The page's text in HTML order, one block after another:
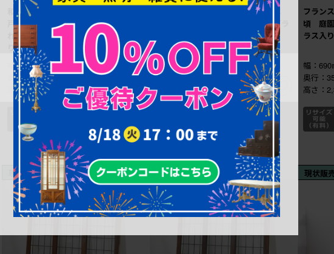
和製ヴィンテージ 永田良介商店 神
戸洋家具 絵画を飾ったようなおしゃ
れな空間を演出するステンドグラス入
り木製ドア (R-053401)
幅：790㎜
奥行：35㎜
高さ：1,800㎜
イギリスアンティーク建具 1920年
頃 優美な装飾模様のエッチングガラ
ス入りドア1枚 (R-089965)
幅：785㎜
奥行：45㎜
高さ：2,155㎜
フラン
頃 庭園
ラス入
幅：690
奥行：
高さ：
現状販売 現状販売 現状販